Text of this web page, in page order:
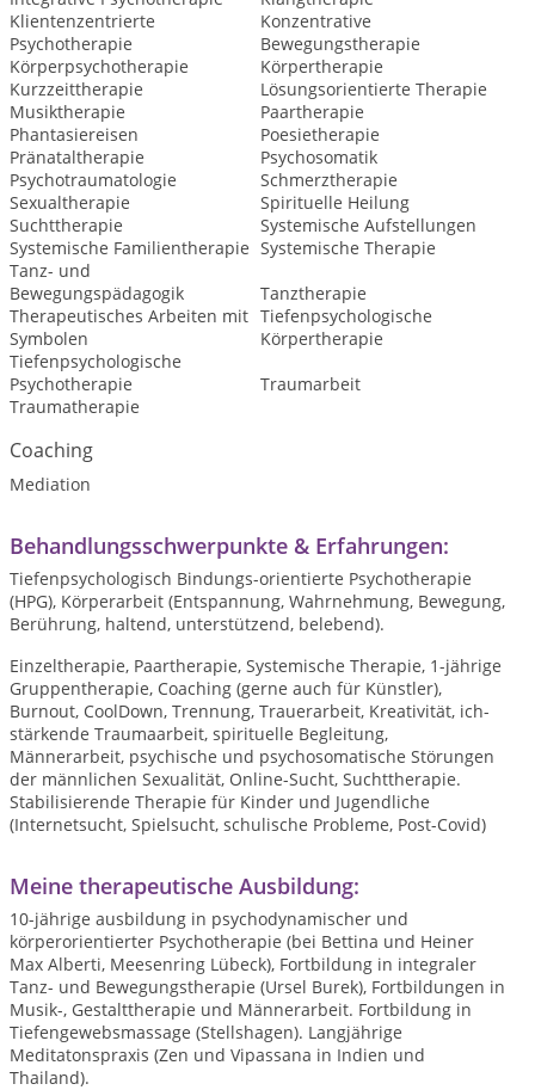
Klientenzentrierte
Psychotherapie
Konzentrative
Bewegungstherapie
Körperpsychotherapie
Körpertherapie
Kurzzeittherapie
Lösungsorientierte Therapie
Musiktherapie
Paartherapie
Phantasiereisen
Poesietherapie
Pränataltherapie
Psychosomatik
Psychotraumatologie
Schmerztherapie
Sexualtherapie
Spirituelle Heilung
Suchttherapie
Systemische Aufstellungen
Systemische Familientherapie Systemische Therapie
Tanz- und
Bewegungspädagogik
Tanztherapie
Therapeutisches Arbeiten mit
Symbolen
Tiefenpsychologische
Körpertherapie
Tiefenpsychologische
Psychotherapie
Traumarbeit
Traumatherapie
Coaching
Mediation
Behandlungsschwerpunkte & Erfahrungen:
Tiefenpsychologisch Bindungs-orientierte Psychotherapie
(HPG), Körperarbeit (Entspannung, Wahrnehmung, Bewegung,
Berührung, haltend, unterstützend, belebend).
Einzeltherapie, Paartherapie, Systemische Therapie, 1-jährige
Gruppentherapie, Coaching (gerne auch für Künstler),
Burnout, CoolDown, Trennung, Trauerarbeit, Kreativität, ich-
stärkende Traumaarbeit, spirituelle Begleitung,
Männerarbeit, psychische und psychosomatische Störungen
der männlichen Sexualität, Online-Sucht, Suchttherapie.
Stabilisierende Therapie für Kinder und Jugendliche
(Internetsucht, Spielsucht, schulische Probleme, Post-Covid)
Meine therapeutische Ausbildung:
10-jährige ausbildung in psychodynamischer und
körperorientierter Psychotherapie (bei Bettina und Heiner
Max Alberti, Meesenring Lübeck), Fortbildung in integraler
Tanz- und Bewegungstherapie (Ursel Burek), Fortbildungen in
Musik-, Gestalttherapie und Männerarbeit. Fortbildung in
Tiefengewebsmassage (Stellshagen). Langjährige
Meditatonspraxis (Zen und Vipassana in Indien und
Thailand).